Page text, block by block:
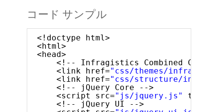
コード サンプル
<!doctype html>
<html>
<head>
<!-- Infragistics Combined CSS --
<link href="css/themes/
<link href="css/structure/
<!-- jQuery Core -->
<script src="js/jquery.js" type=
<!-- jQuery UI -->